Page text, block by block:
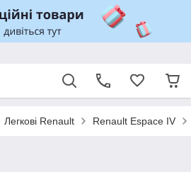
Легкові Renault Renault Espace IV